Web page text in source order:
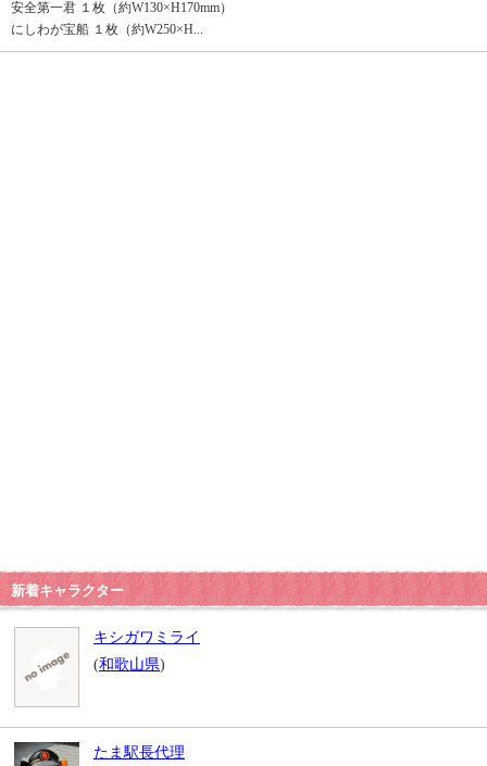
安全第一君 １枚（約W130×H170mm）
にしわが宝船 １枚（約W250×H...
新着キャラクター
キシガワミライ
(和歌山県)
たま駅長代理